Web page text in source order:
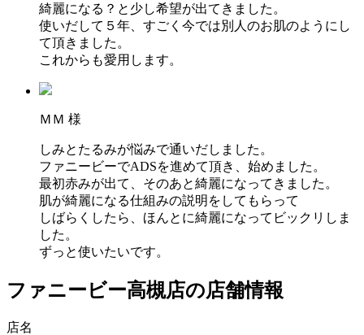
綺麗になる？と少し希望が出てきました。
使いだして５年、すごく今では別人のお肌のようにし
て頂きました。
これからも愛用します。
ＭＭ 様
しみとたるみが悩みで通いだしました。
ファニービーでADSを進めて頂き、始めました。
最初赤みが出て、そのあと綺麗になってきました。
肌が綺麗になる仕組みの説明をしてもらって
しばらくしたら、ほんとに綺麗になってビックリしま
した。
ずっと使いたいです。
ファニービー高槻店の店舗情報
店名